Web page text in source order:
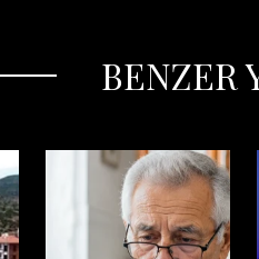
BENZER